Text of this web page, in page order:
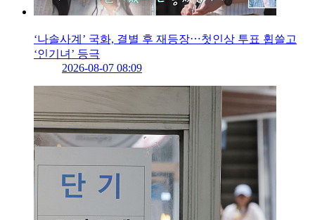
‘나솔사계’ 국화, 결별 후 재등장⋯첫인상 투표 휩쓸고
‘인기녀’ 등극
2026-08-07 08:09